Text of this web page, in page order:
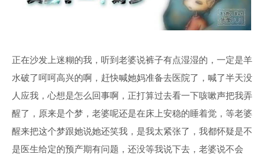
正在沙发上迷糊的我，听到老婆说裤子有点湿湿的，一定是羊
水破了呵呵高兴的啊，赶快喊她妈准备去医院了，喊了半天没
人应我，心想是怎么回事啊，正打算过去看一下咳嗽声把我弄
醒了，原来是个梦，老婆呢还是在床上安稳的睡着觉，等老婆
醒来把这个梦跟她说她还笑我，是我太紧张了，我都怀疑是不
是医生给定的预产期有问题，还没等我说下去，老婆说不会